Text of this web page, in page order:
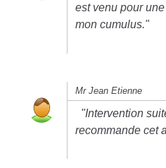
est venu pour
mon cumulus."
Mr Jean Etienne
"Intervention
recommande cet